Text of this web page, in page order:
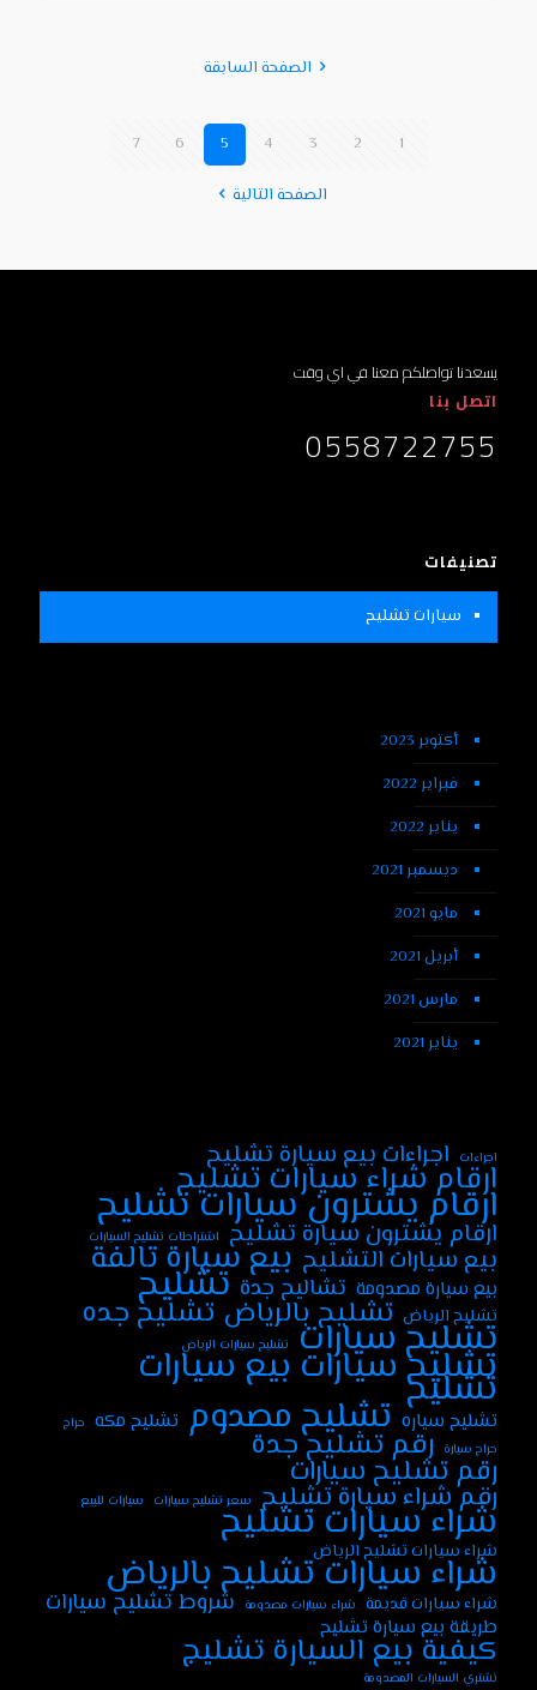
الصفحة السابقة
1
2
3
4
5
6
7
الصفحة التالية
يسعدنا تواصلكم معنا في اي وقت
اتصل بنا
0558722755
تصنيفات
سيارات تشليح
أكتوبر 2023
فبراير 2022
يناير 2022
ديسمبر 2021
مايو 2021
أبريل 2021
مارس 2021
يناير 2021
اجراءات اجراءات بيع سيارة تشليح
ارقام شراء سيارات تشليح
ارقام يشترون سيارات تشليح
ارقام يشترون سيارة تشليح اشتراطات تشليح السيارات
بيع سيارات التشليح بيع سيارة تالفة
بيع سيارة مصدومة تشاليح جدة تشليح
تشليح الرياض تشليح بالرياض تشليح جده تشليح سيارات تشليح سيارات الرياض
تشليح سيارات بيع سيارات
تشليح
تشليح سياره تشليح مصدوم تشليح مكه حراج
حراج سيارة رقم تشليح جدة
رقم تشليح سيارات
رقم شراء سيارة تشليح سعر تشليح سيارات سيارات للبيع شراء سيارات تشليح
شراء سيارات تشليح الرياض
شراء سيارات تشليح بالرياض
شراء سيارات قديمة شراء سيارات مصدومة شروط تشليح سيارات
طريقة بيع سيارة تشليح
كيفية بيع السيارة تشليج
نشتري السيارات المصدومة